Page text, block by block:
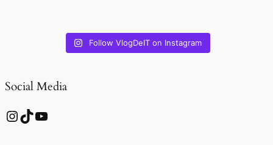
Follow VlogDeIT on Instagram
Social Media
InstagramTikTok YouTube